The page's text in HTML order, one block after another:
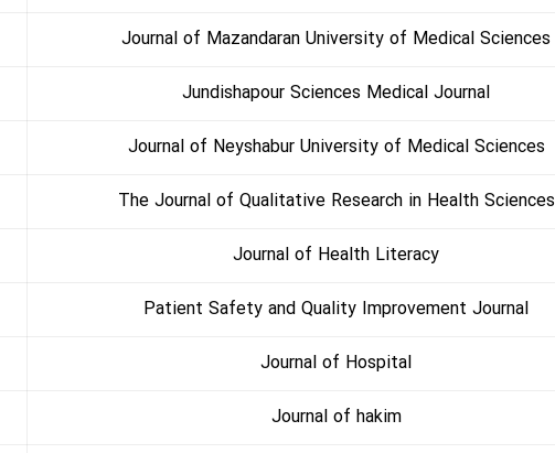
Journal of Mazandaran University of Medical Sciences
Jundishapour Sciences Medical Journal
Journal of Neyshabur University of Medical Sciences
The Journal of Qualitative Research in Health Sciences
Journal of Health Literacy
Patient Safety and Quality Improvement Journal
Journal of Hospital
Journal of hakim